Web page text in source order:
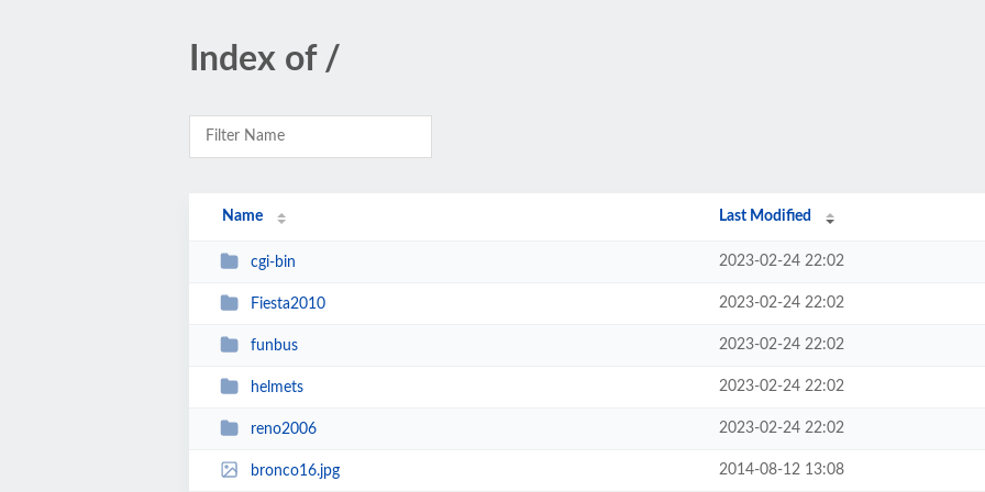
Index of /
Name Last Modified
cgi-bin 2023-02-24 22:02
Fiesta2010 2023-02-24 22:02
funbus 2023-02-24 22:02
helmets 2023-02-24 22:02
reno2006 2023-02-24 22:02
bronco16.jpg 2014-08-12 13:08